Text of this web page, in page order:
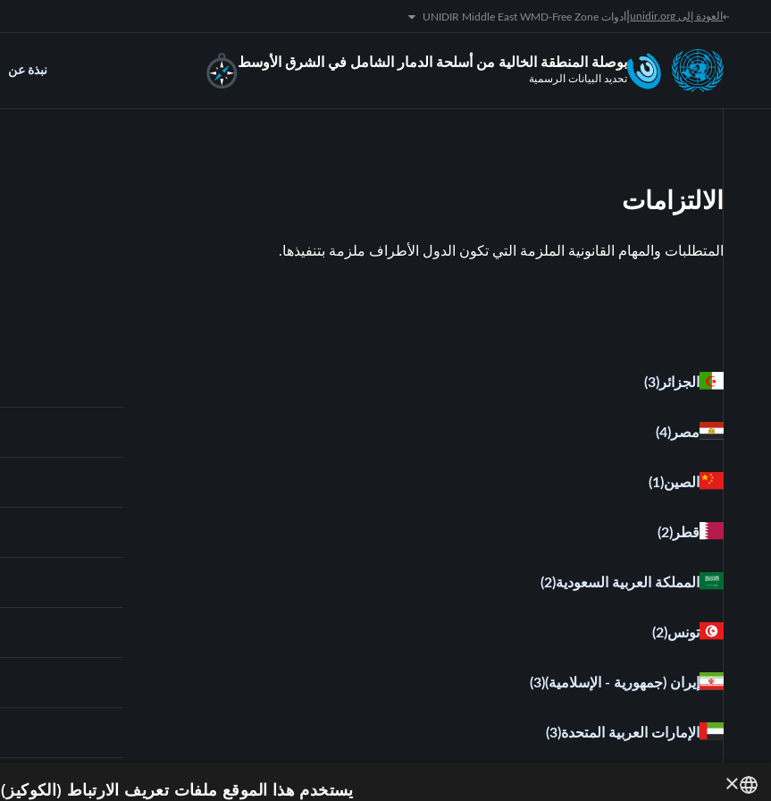
العودة إلى unidir.org | أدوات UNIDIR Middle East WMD-Free Zone
بوصلة المنطقة الخالية من أسلحة الدمار الشامل في الشرق الأوسط
تحديد البيانات الرسمية
نبذة عن
الالتزامات
المتطلبات والمهام القانونية الملزمة التي تكون الدول الأطراف ملزمة بتنفيذها.
الجزائر (3)
مصر (4)
الصين(1)
قطر (2)
المملكة العربية السعودية(2)
تونس(2)
إيران (جمهورية - الإسلامية)(3)
الإمارات العربية المتحدة(3)
× يستخدم هذا الموقع ملفات تعريف الارتباط (الكوكيز)